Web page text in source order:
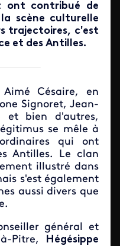
ont contribué de
scène culturelle
trajectoires, c'est
et des Antilles.
Césaire, en
Signoret, Jean-
et bien d'autres,
se mêle à
qui ont
Antilles. Le clan
illustré dans
s'est également
aussi divers que
général et
Pitre,
Hégésippe